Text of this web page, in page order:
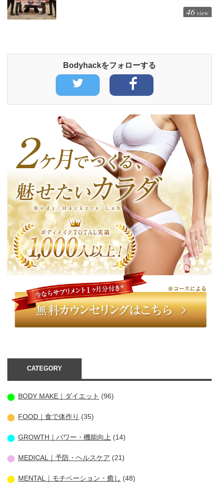
46 view
Bodyhackをフォローする
CATEGORY
BODY MAKE｜ダイエット (96)
FOOD｜食で体作り (35)
GROWTH｜パワー・機能向上 (14)
MEDICAL｜予防・ヘルスケア (21)
MENTAL｜モチベーション・癒し (48)